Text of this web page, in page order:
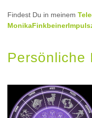
Findest Du in meinem
Persönliche